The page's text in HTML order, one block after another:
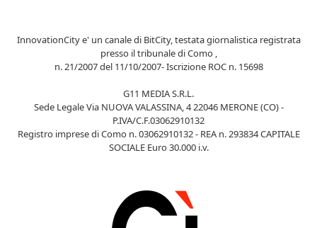
InnovationCity e' un canale di BitCity, testata giornalistica registrata
presso il tribunale di Como ,
n. 21/2007 del 11/10/2007- Iscrizione ROC n. 15698
G11 MEDIA S.R.L.
Sede Legale Via NUOVA VALASSINA, 4 22046 MERONE (CO) -
P.IVA/C.F.03062910132
Registro imprese di Como n. 03062910132 - REA n. 293834 CAPITALE
SOCIALE Euro 30.000 i.v.